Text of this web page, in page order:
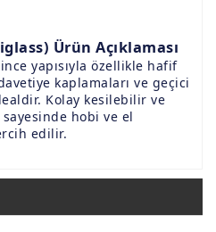
Ürün Açıklaması
yapısıyla özellikle hafif
kaplamaları ve geçici
Kolay kesilebilir ve
hobi ve el
edilir.